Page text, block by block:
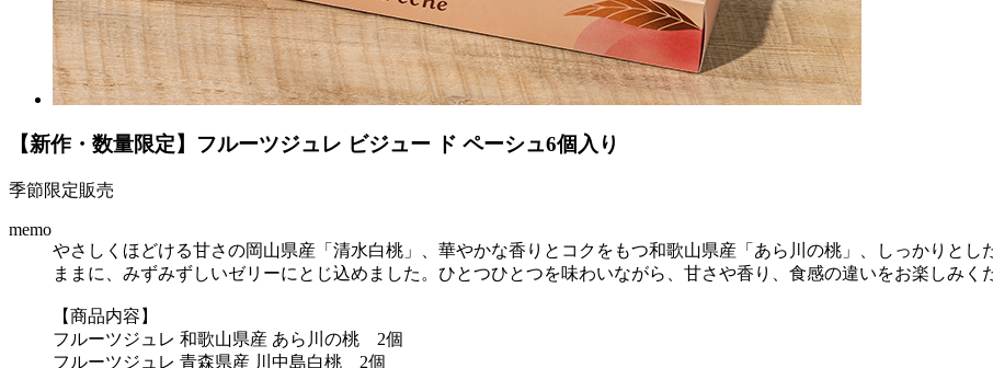
【新作・数量限定】フルーツジュレ ビジュー ド ペーシュ6個入り
季節限定販売
memo
やさしくほどける甘さの岡山県産「清水白桃」、華やかな香りとコクをもつ和歌山県産「あら川の桃」、しっかりと
ままに、みずみずしいゼリーにとじ込めました。ひとつひとつを味わいながら、甘さや香り、食感の違いをお楽しみく
【商品内容】
フルーツジュレ 和歌山県産 あら川の桃 2個
フルーツジュレ 青森県産 川中島白桃 2個